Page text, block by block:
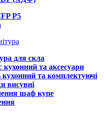
P5
для скла
кухонний та аксесуари
та комплектуючі
висувні
шаф купе